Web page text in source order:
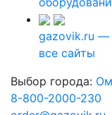
gazovik.ru —
все сайты
Выбор города:
8-800-2000-230